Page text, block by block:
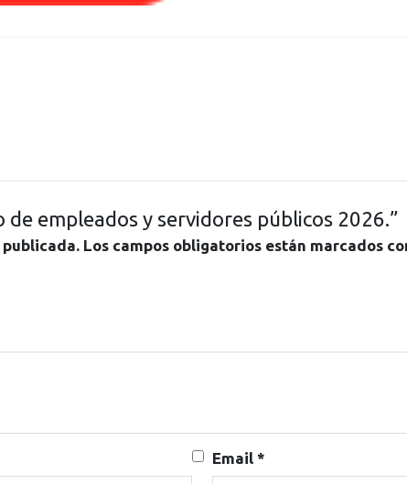
empleados y servidores públicos 2026.”
Los campos obligatorios están marcados
Email*